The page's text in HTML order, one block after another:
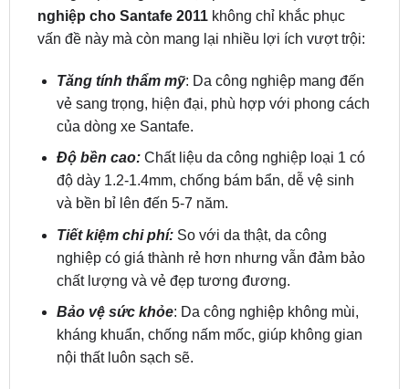
Tăng tính thẩm mỹ: Da công nghiệp mang đến
của dòng xe Santafe.
Độ bền cao:Chất liệu da công nghiệp loại 1 có
độ dày 1.2-1.4mm, chống bám bẩn, dễ vệ sinh
và bền bỉ lên đến 5-7 năm.
Tiết kiệm chi phí:So với da thật, da công
nghiệp có giá thành rẻ hơn nhưng vẫn đảm bảo
chất lượng và vẻ đẹp tương đương.
Bảo vệ sức khỏe: Da công nghiệp không mùi,
kháng khuẩn, chống nấm mốc, giúp không gian
nội thất luôn sạch sẽ.
Bọc Da Công Nghiệp Cho Santafe 2011 – Chọn